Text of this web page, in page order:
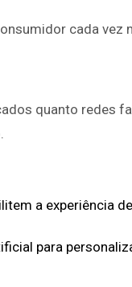
cada vez
quanto redes
a experiência
para